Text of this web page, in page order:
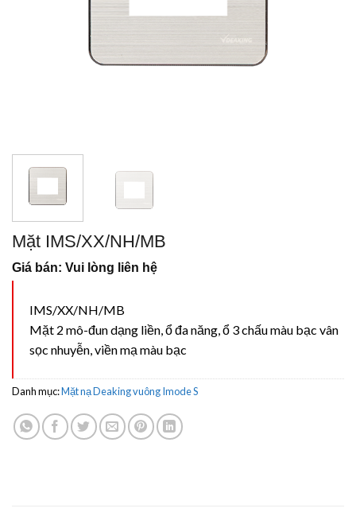
Mặt IMS/XX/NH/MB
Giá bán: Vui lòng liên hệ
IMS/XX/NH/MB
Mặt 2 mô-đun dạng liền, ổ đa năng, ổ 3 chấu màu bạc vân
sọc nhuyễn, viền mạ màu bạc
Danh mục:Mặt nạ Deaking vuông Imode S